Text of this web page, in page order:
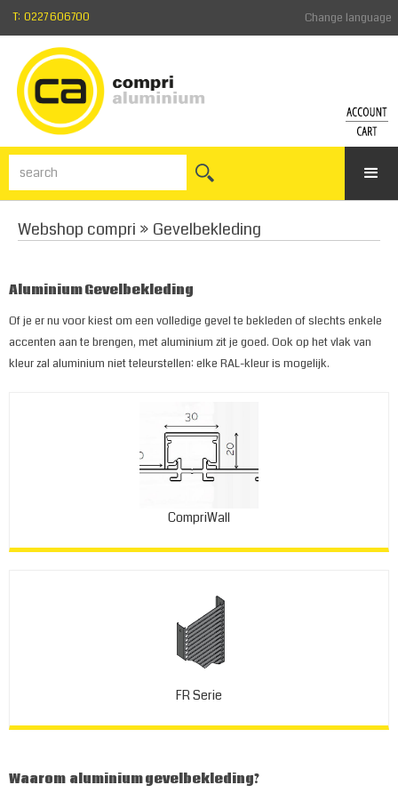
Change language
T: 0227 606700
Login
Register
cart
Webshop compri » Gevelbekleding
Aluminium Gevelbekleding
Of je er nu voor kiest om een volledige gevel te bekleden of slechts enkele
accenten aan te brengen, met aluminium zit je goed. Ook op het vlak van
kleur zal aluminium niet teleurstellen: elke RAL-kleur is mogelijk.
CompriWall
FR Serie
Waarom aluminium gevelbekleding?